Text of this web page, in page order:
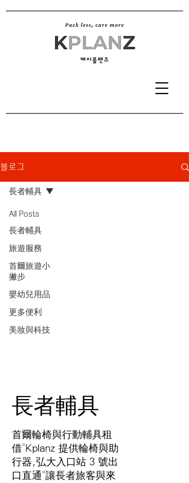
블로그
All Posts
長者輔具
旅遊服務
首爾旅遊小
撇步
嬰幼兒用品
更多便利
美妝與科技
長者輔具
長者輔具
首爾輪椅與行動輔具租
借。Kplanz 提供輪椅與助
行器,弘大入口站 3 號出
口直通。讓長者旅客與來